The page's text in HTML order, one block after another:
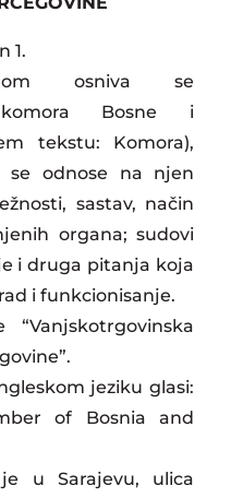
1.
osniva se
komora Bosne i
tekstu: Komora),
se odnose na njen
sastav, način
organa; sudovi
i druga pitanja koja
i funkcionisanje.
jeziku glasi:
of Bosnia and
u Sarajevu, ulica